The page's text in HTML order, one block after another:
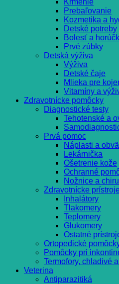
Prebaľovanie
Kozmetika a
Detské potreby
Bolesť a
Prvé zúbky
Detská výživa
Výživa
Detské čaje
Mlieka pre
Vitamíny a
Zdravotnícke pomôcky
Diagnostické testy
Tehotenské a
Prvá pomoc
Náplasti a
Lekárnička
Ošetrenie kože
Ochranné
Nožnice a
Zdravotnícke
Inhalátory
Tlakomery
Teplomery
Glukomery
Ostatné
Ortopedické
Pomôcky pri
Termofory, chladivé
Veterina
Antiparazitiká